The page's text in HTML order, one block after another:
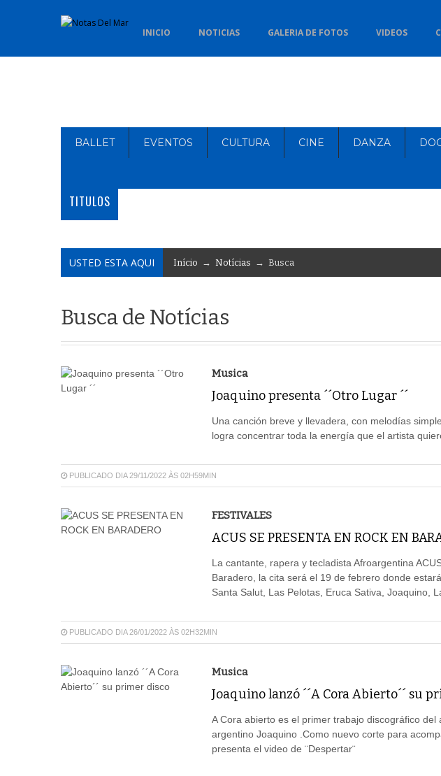
INICIO NOTICIAS GALERIA DE FOTOS VIDEOS
BALLET EVENTOS CULTURA CINE DANZA
TITULOS
USTED ESTA AQUI Início → Notícias → Busca
Busca de Notícias
Musica
Joaquino presenta ´´Otro Lugar ´´
Una canción breve y llevadera, con melodías
logra concentrar toda la energía que el artista
PUBLICADO DIA 29/11/2022 ÀS 02H59MIN
FESTIVALES
ACUS SE PRESENTA EN ROCK EN
La cantante, rapera y tecladista Afroargentina
Baradero, la cita será el 19 de febrero donde
Santa Salut, Las Pelotas, Eruca Sativa, Joaquino,
PUBLICADO DIA 26/01/2022 ÀS 02H32MIN
Musica
Joaquino lanzó ´´A Cora Abierto´´ su
A Cora abierto es el primer trabajo discográfico
argentino Joaquino .Como nuevo corte para
presenta el video de ¨Despertar¨